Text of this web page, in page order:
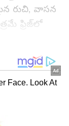
రుచి, వాసన
ఫ్రిజ్‌లో
ఎక్కువ
తెలుగు